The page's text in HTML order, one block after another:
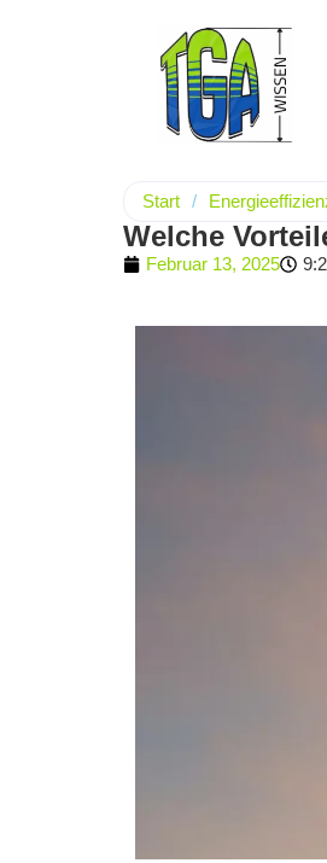
Start /
Welche
Februar 13, 2025